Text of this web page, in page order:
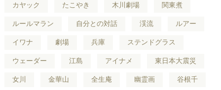
カヤック たこやき 木川劇場 関東煮
ルールマラン 自分との対話 渓流 ルアー
イワナ 劇場 兵庫 ステンドグラス
ウェーダー 江島 アイナメ 東日本大震災
女川 金華山 全生庵 幽霊画 谷根千